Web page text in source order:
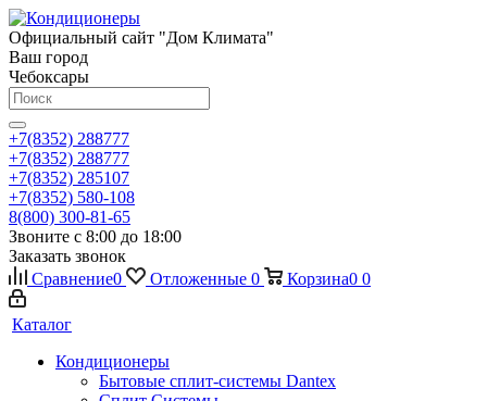
Официальный сайт "Дом Климата"
Ваш город
Чебоксары
+7(8352) 288777
+7(8352) 288777
+7(8352) 285107
+7(8352) 580-108
8(800) 300-81-65
Звоните с 8:00 до 18:00
Заказать звонок
Сравнение0 Отложенные 0 Корзина0 0
Каталог
Кондиционеры
Бытовые сплит-системы Dantex